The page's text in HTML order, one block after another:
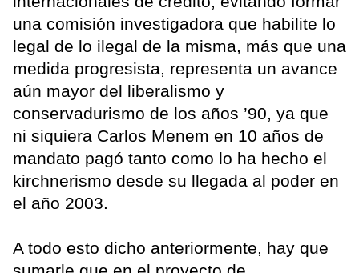
una comisión investigadora que habilite lo
legal de lo ilegal de la misma, más que una
medida progresista, representa un avance
aún mayor del liberalismo y
conservadurismo de los años ’90, ya que
ni siquiera Carlos Menem en 10 años de
mandato pagó tanto como lo ha hecho el
kirchnerismo desde su llegada al poder en
el año 2003.
A todo esto dicho anteriormente, hay que